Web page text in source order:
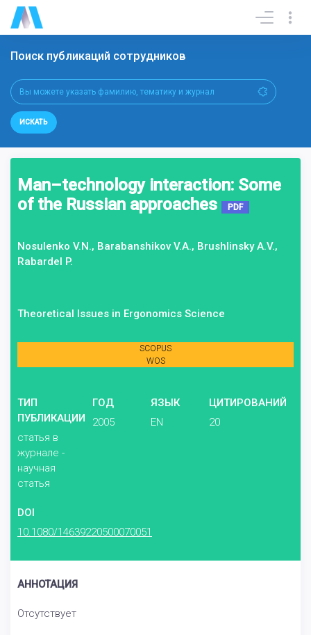
Поиск публикаций сотрудников
ИСКАТЬ
Man–technology interaction: Some
of the Russian approaches
PDF
Nosulenko V.N., Barabanshikov V.A., Brushlinsky A.V.,
Rabardel P.
Theoretical Issues in Ergonomics Science
SCOPUS
WOS
ТИП
ПУБЛИКАЦИИ
статья в
журнале -
научная
статья
ГОД
2005
ЯЗЫК
EN
ЦИТИРОВАНИЙ
20
DOI
10.1080/14639220500070051
АННОТАЦИЯ
Отсутствует